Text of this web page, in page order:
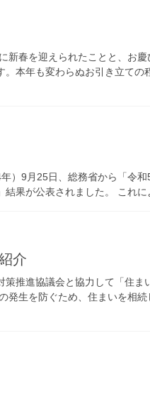
新春を迎えられたことと、お
本年も変わらぬお引き立ての
）9月25日、総務省から「令
結果が公表されました。 これ
介
推進協議会と協力して「住ま
発生を防ぐため、住まいを相